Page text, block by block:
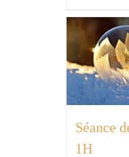
Séance
1H